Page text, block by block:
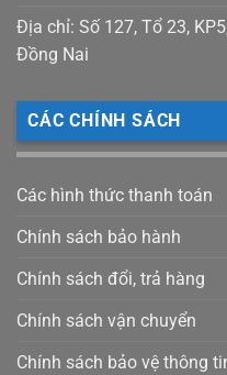
Địa chỉ: Số 127, Tổ 23,
Đồng Nai
CÁC CHÍNH SÁCH
Các hình thức thanh toán
Chính sách bảo hành
Chính sách đổi, trả hàng
Chính sách vận chuyển
Chính sách bảo vệ thông